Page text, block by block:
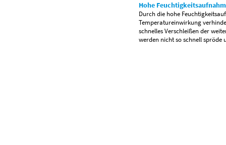
Hohe
Durch die hohe
Temperatureinwirkung
schnelles Verschleißen der
werden nicht so schnell spröde